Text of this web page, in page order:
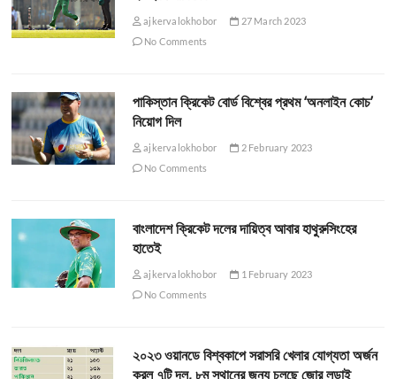
ajkervalokhobor
27 March 2023
No Comments
পাকিস্তান ক্রিকেট বোর্ড বিশ্বের প্রথম ‘অনলাইন কোচ’
নিয়োগ দিল
ajkervalokhobor
2 February 2023
No Comments
বাংলাদেশ ক্রিকেট দলের দায়িত্ব আবার হাথুরুসিংহের
হাতেই
ajkervalokhobor
1 February 2023
No Comments
২০২৩ ওয়ানডে বিশ্বকাপে সরাসরি খেলার যোগ্যতা অর্জন
করল ৭টি দল, ৮ম স্থানের জন্য চলছে জোর লড়াই